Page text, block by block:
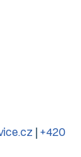
| +420